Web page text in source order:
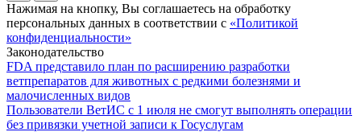
Нажимая на кнопку, Вы соглашаетесь на обработку
персональных данных в соответствии с «Политикой
конфиденциальности»
Законодательство
FDA представило план по расширению разработки
ветпрепаратов для животных с редкими болезнями и
малочисленных видов
Пользователи ВетИС с 1 июля не смогут выполнять операции
без привязки учетной записи к Госуслугам